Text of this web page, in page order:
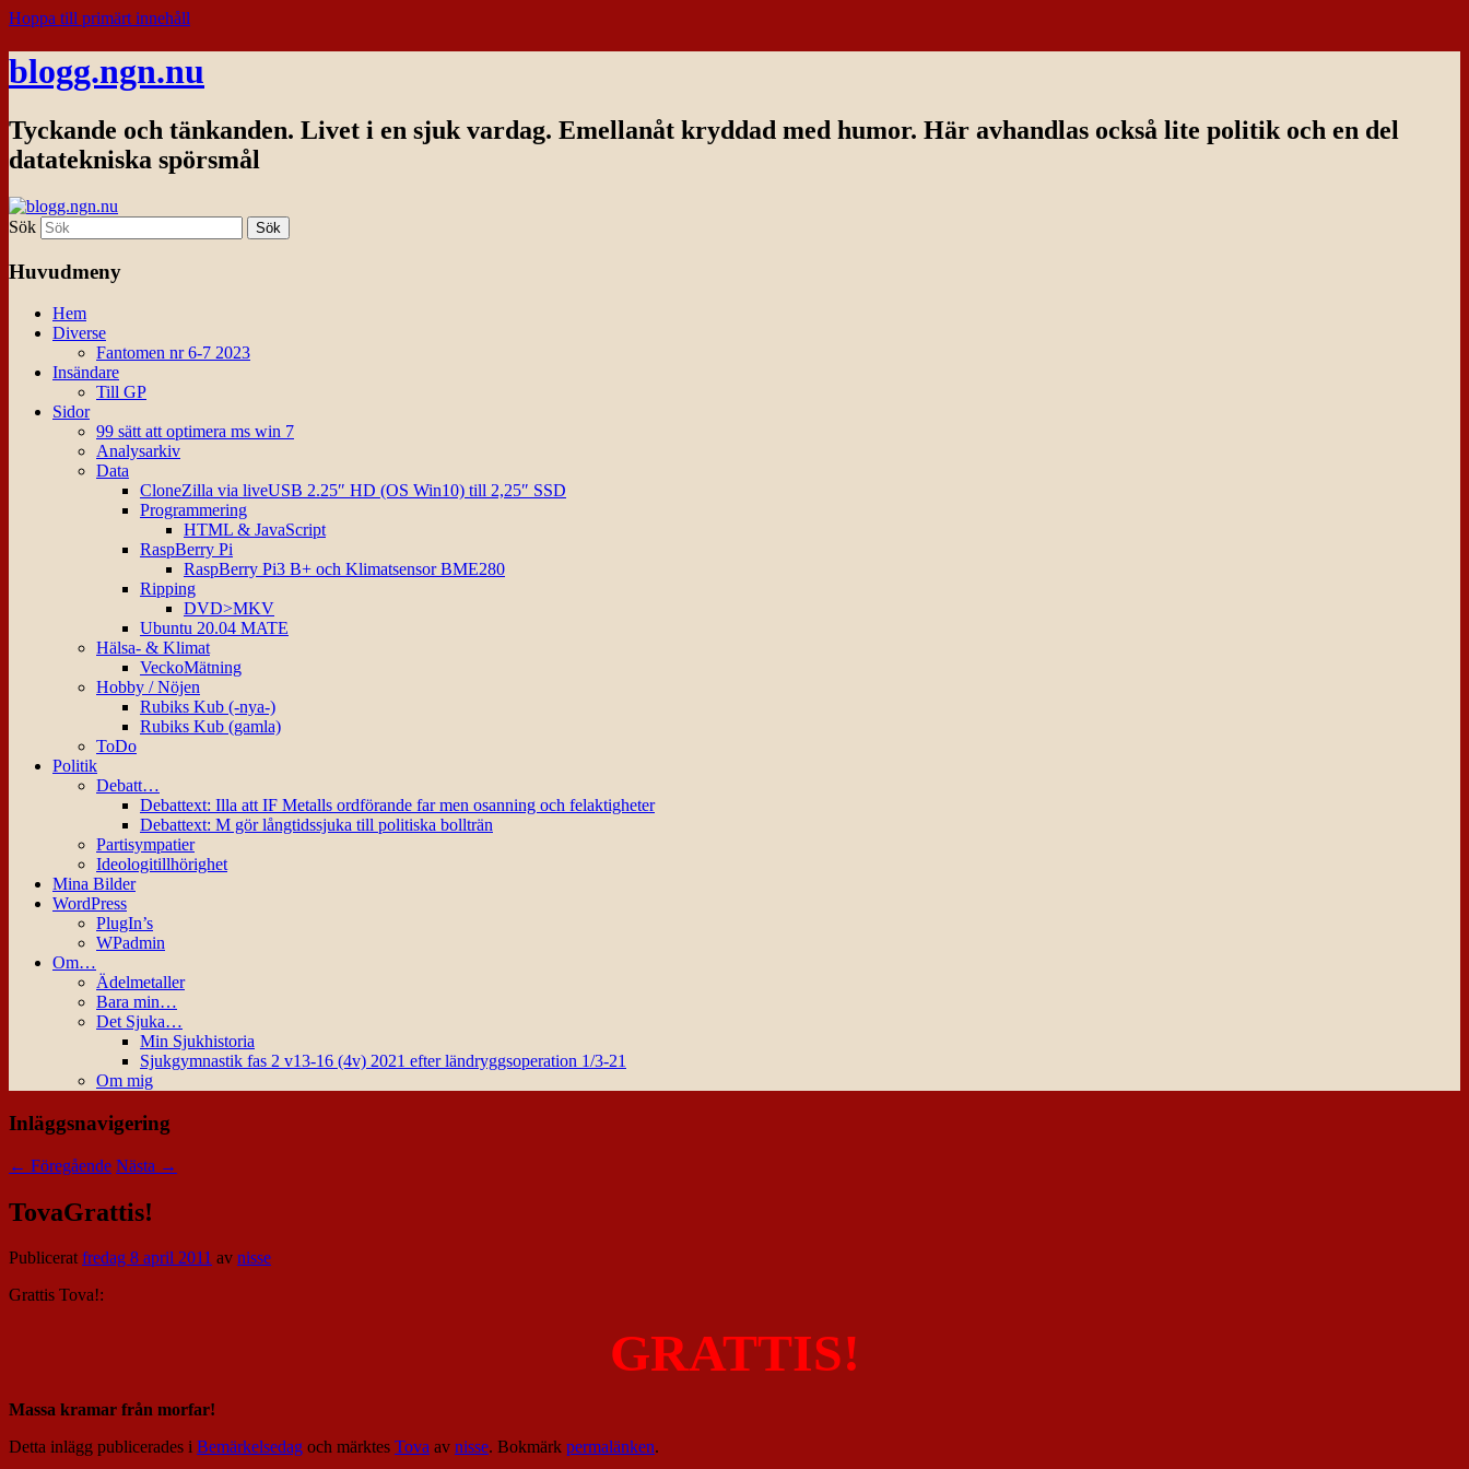
Hoppa till primärt innehåll
blogg.ngn.nu
Tyckande och tänkanden. Livet i en sjuk vardag. Emellanåt kryddad med humor. Här avhandlas också lite politik och en del
datatekniska spörsmål
Sök
Huvudmeny
Hem
Diverse
Fantomen nr 6-7 2023
Insändare
Till GP
Sidor
99 sätt att optimera ms win 7
Analysarkiv
Data
CloneZilla via liveUSB 2.25″ HD (OS Win10) till 2,25″ SSD
Programmering
HTML & JavaScript
RaspBerry Pi
RaspBerry Pi3 B+ och Klimatsensor BME280
Ripping
DVD>MKV
Ubuntu 20.04 MATE
Hälsa- & Klimat
VeckoMätning
Hobby / Nöjen
Rubiks Kub (-nya-)
Rubiks Kub (gamla)
ToDo
Politik
Debatt…
Debattext: Illa att IF Metalls ordförande far men osanning och felaktigheter
Debattext: M gör långtidssjuka till politiska bollträn
Partisympatier
Ideologitillhörighet
Mina Bilder
WordPress
PlugIn’s
WPadmin
Om…
Ädelmetaller
Bara min…
Det Sjuka…
Min Sjukhistoria
Sjukgymnastik fas 2 v13-16 (4v) 2021 efter ländryggsoperation 1/3-21
Om mig
Inläggsnavigering
← Föregående Nästa →
TovaGrattis!
Publiceratfredag 8 april 2011 av nisse
Grattis Tova!:
GRATTIS!
Massa kramar från morfar!
Detta inlägg publicerades i Bemärkelsedag och märktes Tova av nisse. Bokmärk permalänken.